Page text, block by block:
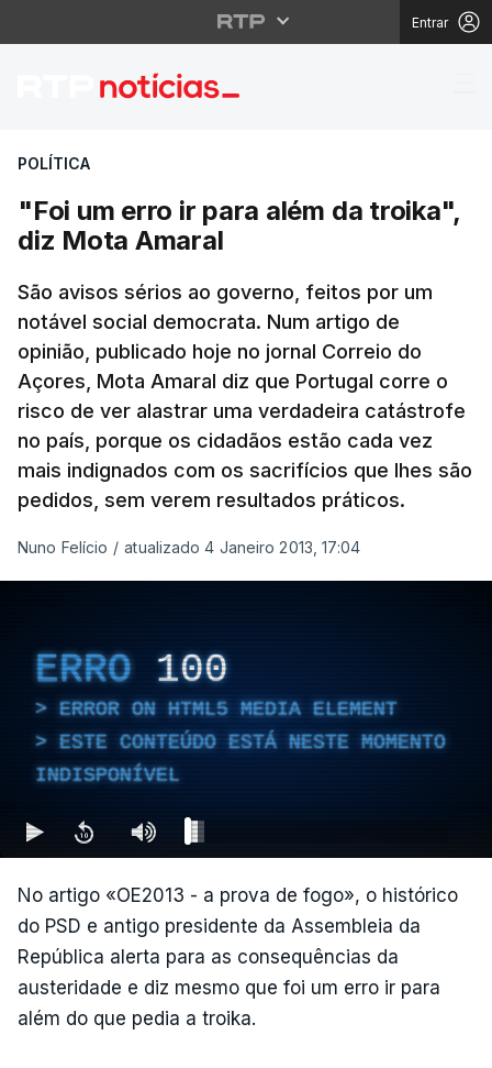
Entrar
"Foi um erro ir para
POLÍTICA
"Foi um erro ir para além da troika",
diz Mota Amaral
São avisos sérios ao governo, feitos por um
notável social democrata. Num artigo de
opinião, publicado hoje no jornal Correio do
Açores, Mota Amaral diz que Portugal corre o
risco de ver alastrar uma verdadeira catástrofe
no país, porque os cidadãos estão cada vez
mais indignados com os sacrifícios que lhes são
pedidos, sem verem resultados práticos.
Nuno Felício / atualizado 4 Janeiro 2013, 17:04
ERRO 100
ERROR ON HTML5 MEDIA ELEMENT
ESTE CONTEÚDO ESTÁ NESTE MOMENTO
INDISPONÍVEL
No artigo «OE2013 - a prova de fogo», o histórico
do PSD e antigo presidente da Assembleia da
República alerta para as consequências da
austeridade e diz mesmo que foi um erro ir para
além do que pedia a troika.